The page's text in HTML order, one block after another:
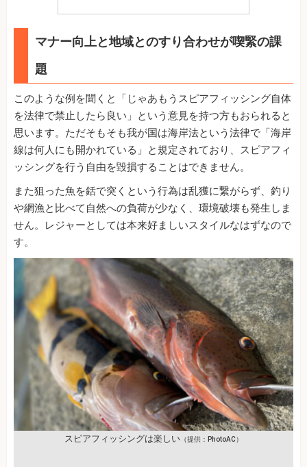
マナー向上と地域とのすり合わせが喫緊の課
題
このような例を聞くと「じゃあもうスピアフィッシング自体
を法律で禁止したら良い」という意見を持つ方もおられると
思います。ただそもそも我が国は海岸法という法律で「海岸
線は何人にも開かれている」と規定されており、スピアフィ
ッシングを行う自由を毀損することはできません。
また狙った魚を銛で突くという行為は乱獲に繋がらず、釣り
や網漁と比べて自然への負荷が少なく、環境破壊も発生しま
せん。レジャーとしては本来好ましいスタイルなはずなので
す。
スピアフィッシングは楽しい （提供：PhotoAC）